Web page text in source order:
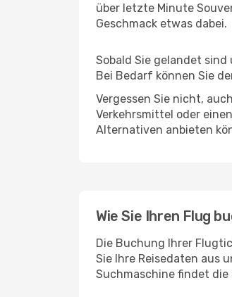
über letzte Minute
Geschmack etwas dabei.
Sobald Sie gelandet
Bei Bedarf können Sie
Vergessen Sie nicht,
Verkehrsmittel oder
Alternativen anbieten
Wie Sie Ihren Flug
Die Buchung Ihrer
Sie Ihre Reisedaten aus
Suchmaschine findet die